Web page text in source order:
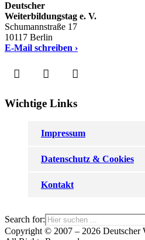
Deutscher
Weiterbildungstag e. V.
Schumannstraße 17
10117 Berlin
E-Mail schreiben ›
Wichtige Links
Impressum
Datenschutz & Cookies
Kontakt
Search for:
Copyright © 2007 – 2026 Deutscher